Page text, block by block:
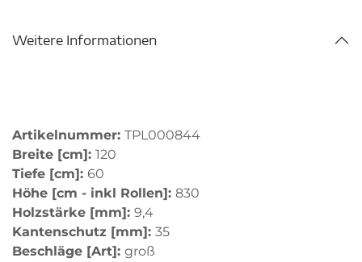
Weitere Informationen
Artikelnummer: TPL000844
Breite [cm]: 120
Tiefe [cm]: 60
Höhe [cm - inkl Rollen]: 830
Holzstärke [mm]: 9,4
Kantenschutz [mm]: 35
Beschläge [Art]: groß